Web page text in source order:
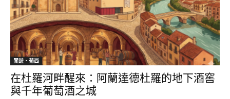
閒遊．葡西
在杜羅河畔醒來：阿蘭達德杜羅的地下酒窖
與千年葡萄酒之城